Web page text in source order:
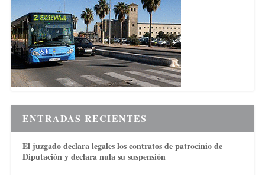
ENTRADAS RECIENTES
El juzgado declara legales los contratos de patrocinio de
Diputación y declara nula su suspensión